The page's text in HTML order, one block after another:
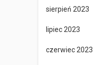
sierpień 2023
lipiec 2023
czerwiec 2023